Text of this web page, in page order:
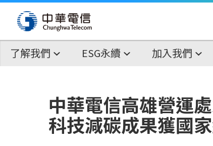
了解我們 ESG永續 加入我們
中華電信高雄營運
科技減碳成果獲國